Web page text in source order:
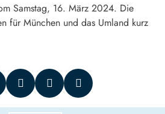
Samstag, 16. März 2024. Die
für München und das Umland kurz